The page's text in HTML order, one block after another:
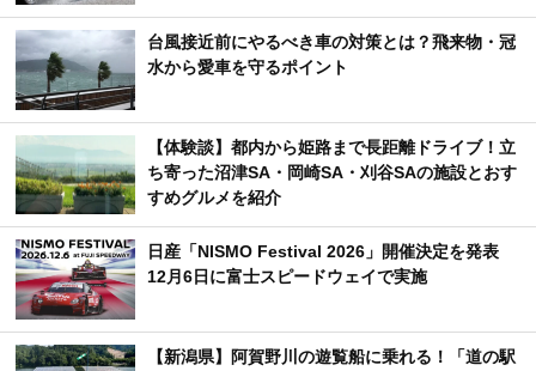
台風接近前にやるべき車の対策とは？飛来物・冠
水から愛車を守るポイント
【体験談】都内から姫路まで長距離ドライブ！立
ち寄った沼津SA・岡崎SA・刈谷SAの施設とおす
すめグルメを紹介
日産「NISMO Festival 2026」開催決定を発表
12月6日に富士スピードウェイで実施
【新潟県】阿賀野川の遊覧船に乗れる！「道の駅